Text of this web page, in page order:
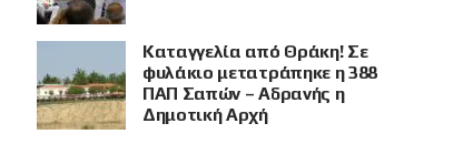
Καταγγελία από Θράκη! Σε
φυλάκιο μετατράπηκε η 388
ΠΑΠ Σαπών – Αδρανής η
Δημοτική Αρχή